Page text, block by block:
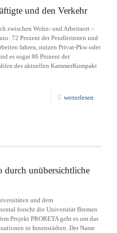
und den Verkehr
zwischen Wohn- und Arbeitsort –
72 Prozent der Pendlerinnen und
fahren, nutzen Privat-Pkw oder
es sogar 86 Prozent der
des aktuellen KammerKompakt
weiterlesen
durch unübersichtliche
und dem
forscht die Universität Bremen
Projekt PRORETA geht es um das
in Innenstädten. Der Name